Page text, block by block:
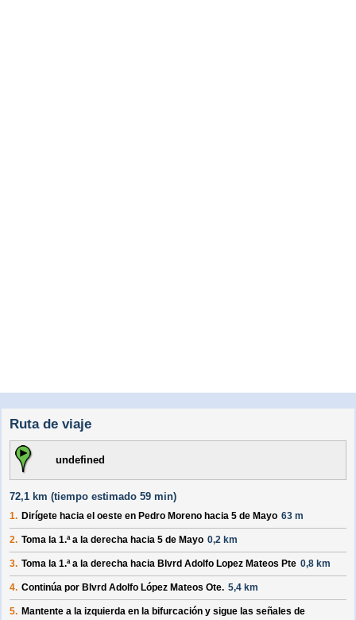
Ruta de viaje
undefined
72,1 km (tiempo estimado 59 min)
1. Dirígete hacia el oeste en Pedro Moreno hacia 5 de Mayo 63 m
2. Toma la 1.ª a la derecha hacia 5 de Mayo 0,2 km
3. Toma la 1.ª a la derecha hacia Blvrd Adolfo Lopez Mateos Pte 0,8 km
4. Continúa por Blvrd Adolfo López Mateos Ote. 5,4 km
5. Mantente a la izquierda en la bifurcación y sigue las señales de